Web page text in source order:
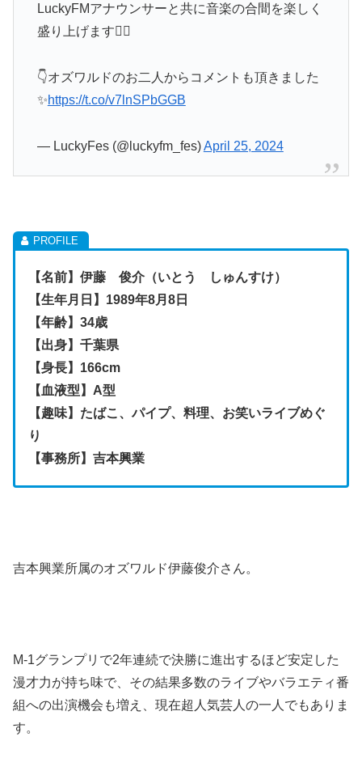
LuckyFMアナウンサーと共に音楽の合間を楽しく
盛り上げます❤️‍🔥
👇オズワルドのお二人からコメントも頂きました
✨https://t.co/v7lnSPbGGB
— LuckyFes (@luckyfm_fes)April 25, 2024
【名前】伊藤 俊介（いとう しゅんすけ）
【生年月日】1989年8月8日
【年齢】34歳
【出身】千葉県
【身長】166cm
【血液型】A型
【趣味】たばこ、パイプ、料理、お笑いライブめぐ
り
【事務所】吉本興業
吉本興業所属のオズワルド伊藤俊介さん。
M-1グランプリで2年連続で決勝に進出するほど安定した
漫才力が持ち味で、その結果多数のライブやバラエティ番
組への出演機会も増え、現在超人気芸人の一人でもありま
す。